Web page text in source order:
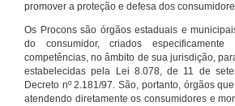
promover a proteção e defesa dos
Os Procons são órgãos estaduais e
do consumidor, criados
competências, no âmbito de sua jurisdição,
estabelecidas pela Lei 8.078, de 11 de
Decreto nº 2.181/97. São, portanto, órgãos
atendendo diretamente os consumidores e